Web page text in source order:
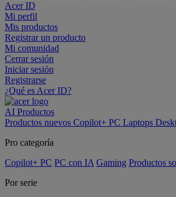
Acer ID
Mi perfil
Mis productos
Registrar un producto
Mi comunidad
Cerrar sesión
Iniciar sesión
Registrarse
¿Qué es Acer ID?
AI Productos
Productos nuevos Copilot+ PC Laptops
Pro categoría
Copilot+ PC PC con IA Gaming Productos
Por serie